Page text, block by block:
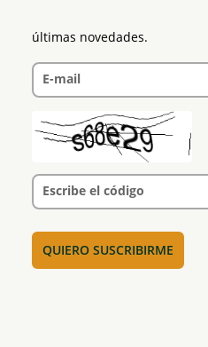
últimas novedades.
E-mail
Escribe el código